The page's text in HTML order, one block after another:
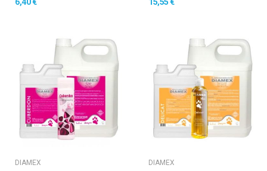
DIAMEX DIAMEX